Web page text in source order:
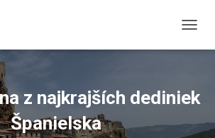
z najkrajších dediniek
Španielska